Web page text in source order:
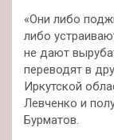
«Они либо
либо
не дают
переводят в
Иркутской
Левченко и
Бурматов.